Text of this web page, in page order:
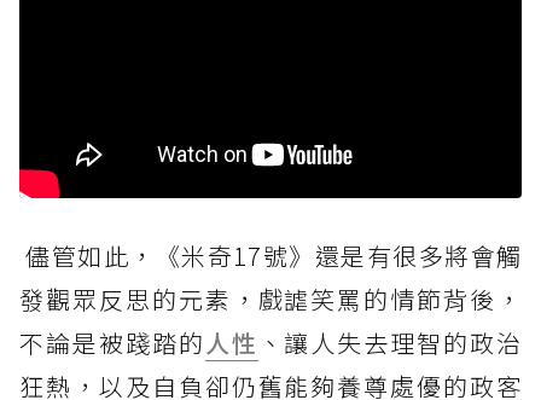
儘管如此，《米奇17號》還是有很多將會觸
發觀眾反思的元素，戲謔笑罵的情節背後，
不論是被踐踏的人性 、讓人失去理智的政治
狂熱，以及自負卻仍舊能夠養尊處優的政客